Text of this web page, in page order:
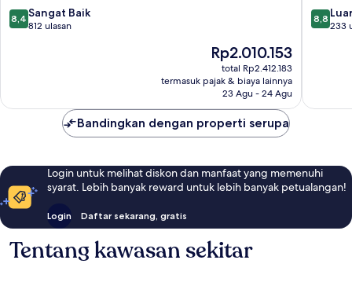
8.4
dari
8,4 Sangat Baik
812 ulasan
Harga
sekarang
Rp2.010.153
Rp2.010.153
total Rp2.412.183
termasuk pajak & biaya lainnya
23 Agu - 24 Agu
8.8
dari
8,8
233
Bandingkan dengan properti serupa
Login untuk melihat diskon dan manfaat yang memenuhi
syarat. Lebih banyak reward untuk lebih banyak petualangan!
Login Daftar sekarang, gratis
Tentang kawasan sekitar